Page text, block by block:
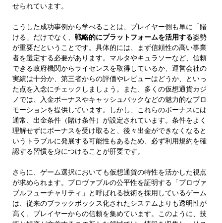
せられています。
こうした成功事例から学べることは、プレイヤー側も単に「賭
ける」だけでなく、 戦略的にプラットフォームを活用する姿勢
が重要だということです。具体的には、まず信頼性の高い事業
者を選定する必要があります。マルタやキュラソーなど、信頼
できる政府機関からライセンスを取得しているか、運営会社の
実績は十分か、第三者からの評価やレビューはどうか、といっ
た点を入念にチェックしましょう。また、多くの仮想通貨カジ
ノでは、入金ボーナスやキャッシュバックなどの魅力的なプロ
モーションを提供しています。しかし、これらのボーナスには
通常、出金条件（賭け条件）が設定されています。条件をよく
理解せずにボーナスを受け取ると、後々出金ができなくなると
いうトラブルに発展する可能性もあるため、必ず利用規約を確
認する習慣を身につけることが肝要です。
さらに、ゲーム選択においても仮想通貨の特性を活かした視点
が求められます。プロヴァブルの公平性を証明する「プロヴァ
ブルフューチャリティ」と呼ばれる技術を採用しているゲーム
は、従来のブラックボックス化されたシステムよりも透明性が
高く、プレイヤーからの信頼を集めています。このように、技